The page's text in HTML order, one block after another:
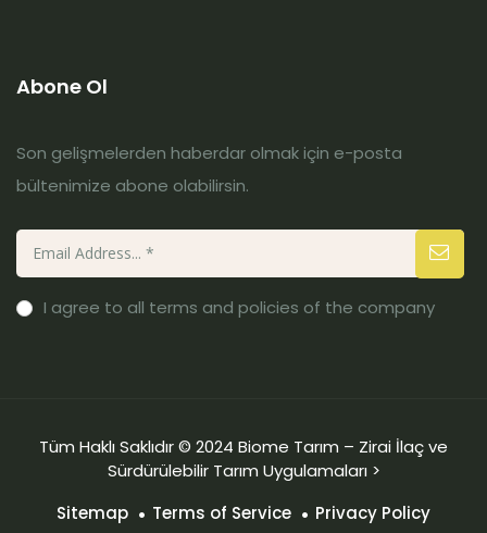
Abone Ol
Son gelişmelerden haberdar olmak için e-posta
bültenimize abone olabilirsin.
I agree to all terms and policies of the company
Tüm Haklı Saklıdır © 2024 Biome Tarım – Zirai İlaç ve
Sürdürülebilir Tarım Uygulamaları >
Sitemap
Terms of Service Privacy Policy